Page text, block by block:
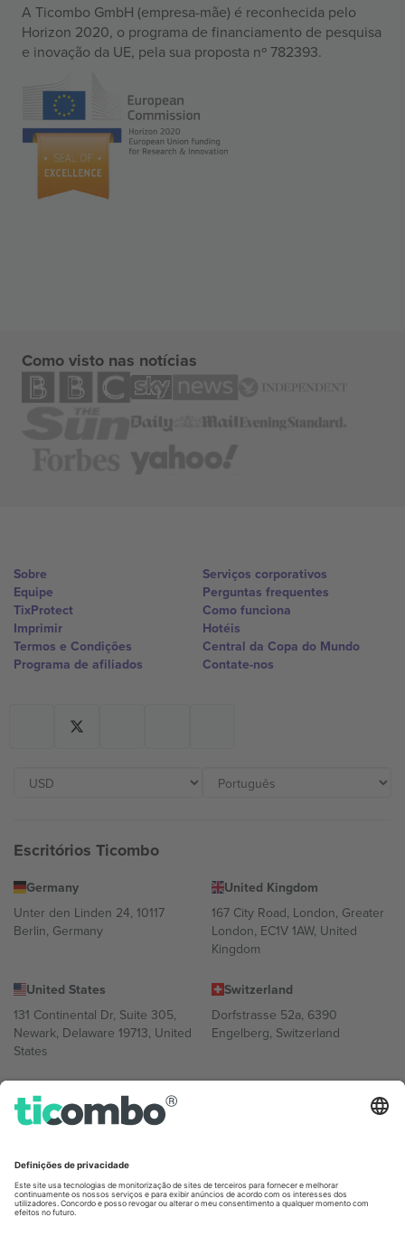
A Ticombo GmbH (empresa-mãe) é reconhecida pelo
Horizon 2020, o programa de financiamento de pesquisa
e inovação da UE, pela sua proposta nº 782393.
Como visto nas notícias
Sobre
Equipe
TixProtect
Imprimir
Termos e Condições
Programa de afiliados
Serviços corporativos
Perguntas frequentes
Como funciona
Hotéis
Central da Copa do Mundo
Contate-nos
Escritórios Ticombo
Germany
Unter den Linden 24, 10117
Berlin, Germany
United Kingdom
167 City Road, London, Greater
London, EC1V 1AW, United
Kingdom
United States
131 Continental Dr, Suite 305,
Newark, Delaware 19713, United
States
Switzerland
Dorfstrasse 52a, 6390
Engelberg, Switzerland
Bulgaria
Regus Sofia City West, bul
UAE Dubai Silicon Oasis, DDP
Mexico
Av Chapultepec 360, Roma